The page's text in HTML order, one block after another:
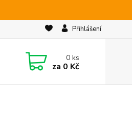
Přihlášení
0ks
za 0 Kč